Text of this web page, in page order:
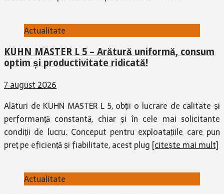
Actualitate
KUHN MASTER L 5 – Arătură uniformă, consum
optim și productivitate ridicată!
7 august 2026
Alături de KUHN MASTER L 5, obții o lucrare de calitate și
performanță constantă, chiar și în cele mai solicitante
condiții de lucru. Conceput pentru exploatațiile care pun
preț pe eficiență și fiabilitate, acest plug [citește mai mult]
Actualitate